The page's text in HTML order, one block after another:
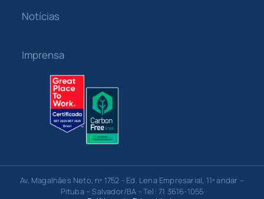
Notícias
Imprensa
Av. Magalhães Neto, nº 1752 - Ed. Lena Empresarial, 11º andar –
Pituba – Salvador/BA - Tel: 71 3616-1055